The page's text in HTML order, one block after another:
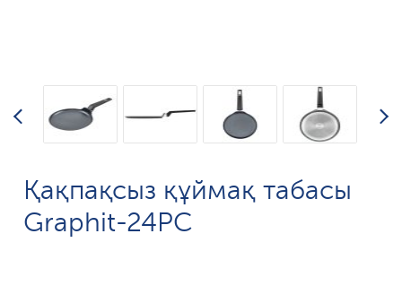
Қақпақсыз құймақ табасы
Graphit-24PC